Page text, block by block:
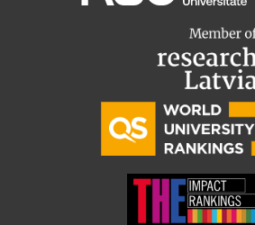
Starptautiskā sadarbība
Mobilitātes programmas
Starptautiskie projekti
Starptautiskie sadarbības partneri